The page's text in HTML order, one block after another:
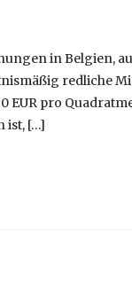
in Belgien,
redliche
pro
ist, […]